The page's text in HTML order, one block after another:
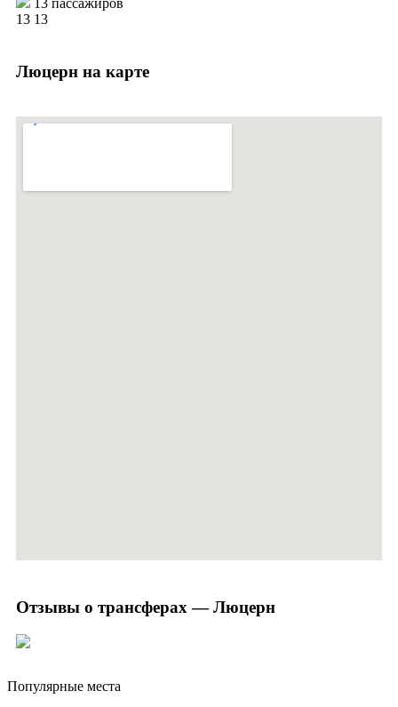
13 пассажиров
13 13
Люцерн на карте
Отзывы о трансферах — Люцерн
Популярные места